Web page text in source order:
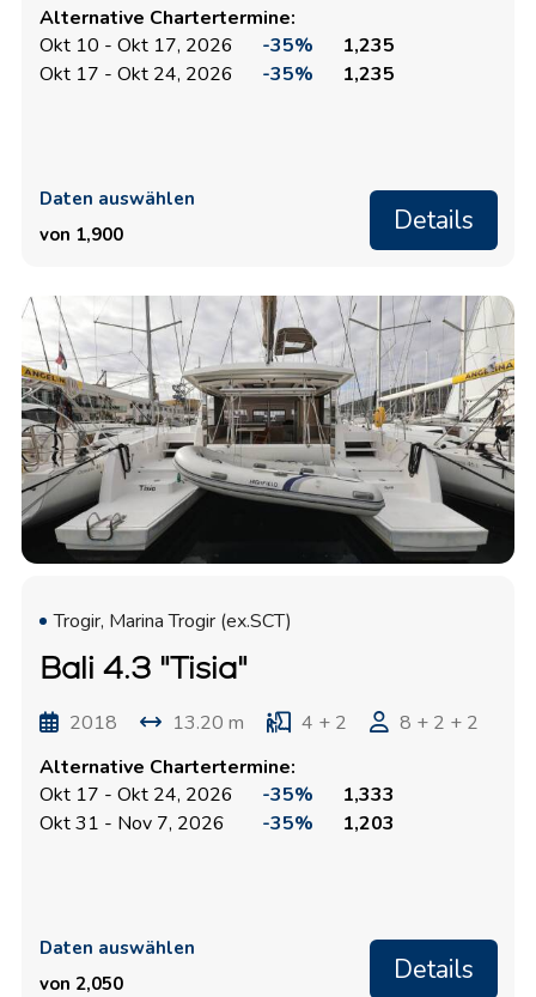
Alternative Chartertermine:
Okt 10 - Okt 17, 2026
-35%
1,235
Okt 17 - Okt 24, 2026
-35% 1,235
Daten auswählen
von 1,900
Details
Trogir, Marina Trogir (ex.SCT)
Bali 4.3 "Tisia"
2018 13.20 m 4 + 2
8 + 2 + 2
Alternative Chartertermine:
Okt 17 - Okt 24, 2026
-35%
1,333
Okt 31 - Nov 7, 2026
-35% 1,203
Daten auswählen
von 2,050
Details